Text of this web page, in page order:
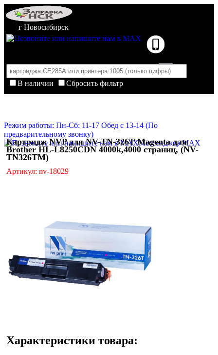
г Новосибирск
В наличии
Сбросить фильтр
Корзина пуста
Режим работы: Пн-Сб: 11-17 Обед с 13-14 (По
предварительному звонку)
Мессенджер MAX
Картридж NVP для NV-TN-326T Magenta для
Brother HL-L8250CDN 4000k,4000 страниц, (NV-
TN326TM)
Артикул: nv-18029
Характеристики товара: